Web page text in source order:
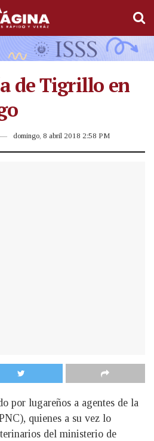
de Tigrillo en
domingo, 8 abril 2018 2:58 PM
por lugareños a agentes de la
quienes a su vez lo
del ministerio de